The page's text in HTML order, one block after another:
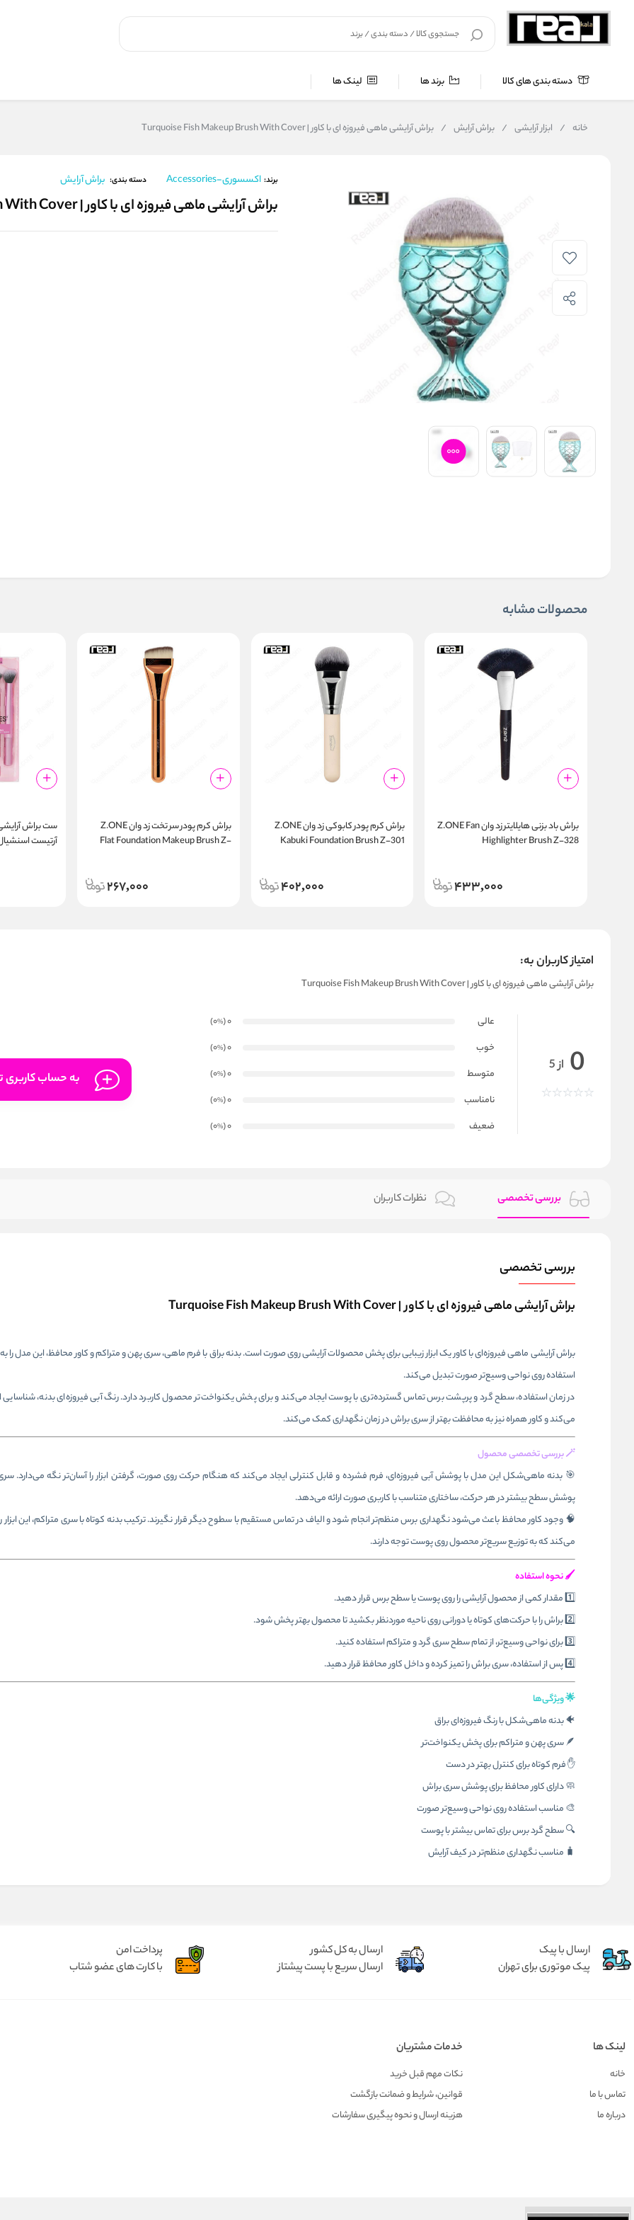
دسته بندی های کالا برند ها لینک ها
خانه / ابزار آرایشی / براش آرایش / براش آرایشی ماهی فیروزه‌ ای با کاور | Turquoise Fish Makeup Brush With Cover
برند: اکسسوری-Accessories دسته بندی: براش آرایش
براش آرایشی ماهی فیروزه‌ ای با کاور | Turquoise Fish Makeup Brush With Cover
محصولات مشابه
براش باد بزنی هایلایتر زد وان Z.ONE Fan
Highlighter Brush Z-328
433,000
براش کرم پودر کابوکی زد وان Z.ONE
Kabuki Foundation Brush Z-301
402,000
براش کرم پودر سر تخت زد وان Z.ONE
Flat Foundation Makeup Brush Z-
267,000
ست براش
امتیاز کاربران به:
براش آرایشی ماهی فیروزه‌ ای با کاور | Turquoise Fish Makeup Brush With Cover
0 از 5
عالی 0
(0
%
)
خوب
0
(0
%
)
متوسط
0
(0
%
)
نامناسب
0
(0
%
)
ضعیف
0
(0
%
)
به حساب کاربری
بررسی تخصصی نظرات کاربران
بررسی تخصصی
براش آرایشی ماهی فیروزه‌ ای با کاور | Turquoise Fish Makeup Brush With Cover
براش آرایشی ماهی فیروزه‌ای با کاور یک ابزار زیبایی برای پخش محصولات آرایشی روی صورت است. بدنه براق با فرم ماهی، سری پهن و متراکم و کاور محافظ، این مدل را به
استفاده روی نواحی وسیع‌تر صورت تبدیل می‌کند.
در زمان استفاده، سطح گرد و پرپشت برس تماس گسترده‌تری با پوست ایجاد می‌کند و برای پخش یکنواخت‌تر محصول کاربرد دارد. رنگ آبی فیروزه‌ای بدنه، شناسایی
می‌کند و کاور همراه نیز به محافظت بهتر از سری براش در زمان نگهداری کمک می‌کند.
🪄 بررسی تخصصی محصول
🎯 بدنه ماهی‌شکل این مدل با پوشش آبی فیروزه‌ای، فرم فشرده و قابل کنترلی ایجاد می‌کند که هنگام حرکت روی صورت، گرفتن ابزار را آسان‌تر نگه می‌دارد.
پوشش سطح بیشتر در هر حرکت، ساختاری متناسب با کاربری صورت ارائه می‌دهد.
🧠 وجود کاور محافظ باعث می‌شود نگهداری برس منظم‌تر انجام شود و الیاف در تماس مستقیم با سطوح دیگر قرار نگیرند. ترکیب بدنه کوتاه با سری متراکم، این ابزار
می‌کند که به توزیع سریع‌تر محصول روی پوست توجه دارند.
🖌️ نحوه استفاده
1️⃣ مقدار کمی از محصول آرایشی را روی پوست یا سطح برس قرار دهید.
2️⃣ براش را با حرکت‌های کوتاه یا دورانی روی ناحیه موردنظر بکشید تا محصول بهتر پخش شود.
3️⃣ برای نواحی وسیع‌تر، از تمام سطح سری گرد و متراکم استفاده کنید.
4️⃣ پس از استفاده، سری براش را تمیز کرده و داخل کاور محافظ قرار دهید.
🌟 ویژگی‌ها
🐠 بدنه ماهی‌شکل با رنگ فیروزه‌ای براق
🪶 سری پهن و متراکم برای پخش یکنواخت‌تر
✋ فرم کوتاه برای کنترل بهتر در دست
🧼 دارای کاور محافظ برای پوشش سری براش
🎨 مناسب استفاده روی نواحی وسیع‌تر صورت
🔍 سطح گرد برس برای تماس بیشتر با پوست
🧳 مناسب نگهداری منظم‌تر در کیف آرایش
ارسال با پیک
پیک موتوری برای تهران
ارسال به کل کشور
ارسال سریع با پست پیشتاز
پرداخت امن
با کارت های عضو شتاب
لینک ها
خانه
تماس با ما
درباره ما
خدمات مشتریان
نکات مهم قبل خرید
قوانین، شرایط و ضمانت بازگشت
هزينه ارسال و نحوه پیگیری سفارشات